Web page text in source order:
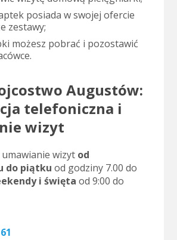
posiada w swojej ofercie
zestawy;
możesz pobrać i pozostawić
Augustów:
telefoniczna i
wizyt
wizytod
do piątku od godziny 7.00 do
i święta od 9:00 do